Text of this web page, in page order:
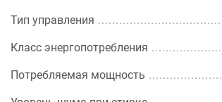
Тип управления
Класс энергопотребления
Потребляемая мощность